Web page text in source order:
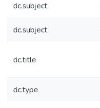
dc.subject
dc.subject
dc.title
dc.type